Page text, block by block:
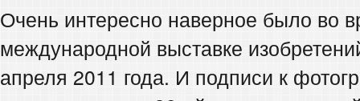
Очень интересно наверное было во
международной выставке
апреля 2011 года. И подписи к